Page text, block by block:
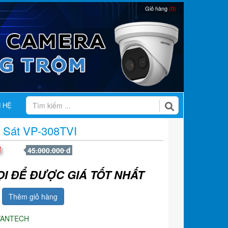
Giỏ hàng(0)
HỆ
VP-308TVI
45.000.000 đ
ĐỂ ĐƯỢC GIÁ TỐT NHẤT
Thêm giỏ hàng